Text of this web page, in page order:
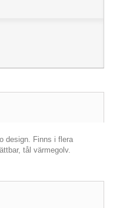
design. Finns i flera
tål värmegolv.